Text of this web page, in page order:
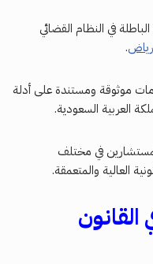
في النظام القضائي
.
موثوقة ومستندة على أدلة
العربية السعودية.
في مختلف
العالية والمتعمقة.
القانون